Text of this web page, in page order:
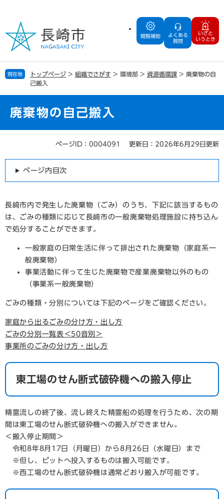
の
で
す
ー
ば
し
閲覧補助
よくある
質問
いざと
いうとき
現在地 トップページ > 組織でさがす > 環境部 > 資源循環課 > 廃棄物の自
己搬入
廃棄物の自己搬入
ページID：0004091 更新日：2026年6月29日更新
ページ内目次
長崎市内で発生した廃棄物（ごみ）のうち、下記に該当するもの
は、ごみの種類に応じて長崎市の一般廃棄物処理施設に持ち込ん
で処分することができます。
一般家庭の日常生活に伴って排出された廃棄物（家庭系一
般廃棄物）
事業活動に伴って生じた廃棄物で産業廃棄物以外のもの
（事業系一般廃棄物）
ごみの種類・分別については下記のページをご確認ください。
家庭から出るごみの分け方・出し方
ごみの分別一覧表＜50音別＞
事業所のごみの分け方・出し方
東工場のせん断式破砕機への搬入停止
精霊流しの終了後、流し終えた精霊船の処理を行うため、次の期
間は東工場のせん断式破砕機への搬入ができません。
＜搬入停止期間＞
令和8年8月17日（月曜日）から8月26日（水曜日）まで
※但し、ピットへ投入するものは搬入可能です。
※西工場のせん断式破砕機は通常どおり搬入が可能です。